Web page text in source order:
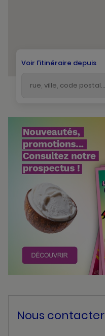
Voir l'itinéraire depuis
Nous contacter